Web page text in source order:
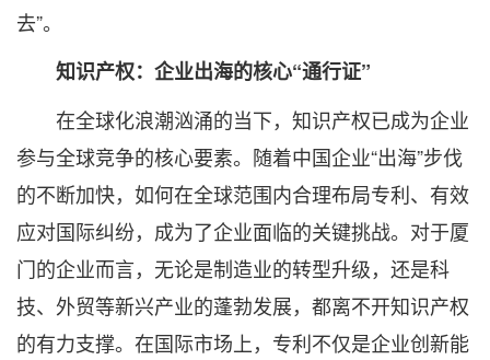
去”。
知识产权：企业出海的核心“通行证”
在全球化浪潮汹涌的当下，知识产权已成为企业
参与全球竞争的核心要素。随着中国企业“出海”步伐
的不断加快，如何在全球范围内合理布局专利、有效
应对国际纠纷，成为了企业面临的关键挑战。对于厦
门的企业而言，无论是制造业的转型升级，还是科
技、外贸等新兴产业的蓬勃发展，都离不开知识产权
的有力支撑。在国际市场上，专利不仅是企业创新能